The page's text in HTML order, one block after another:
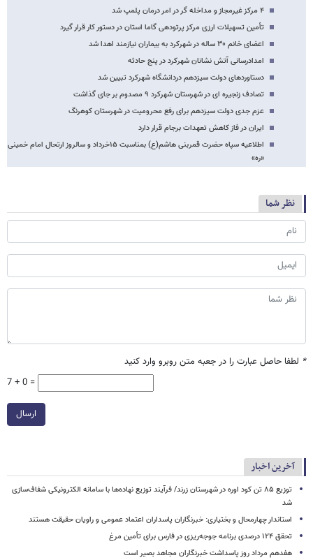
۴ مرکز غیرمجاز و مداخله گر در امر درمان پلمپ شد
تأمین تسهیلات ارزی مرکز پرتودهی گاما استان در دستور کار قرار گیرد
اعضای خانم ۳۰ ساله در شهرکرد به بیماران نیازمند اهدا شد
امدادرسانی آتش نشانان شهرکرد در پنج حادثه
دستاوردهای دولت سیزدهم دردانشگاه شهرکرد تبیین شد
تصادف زنجیره ای در شهرستان شهرکرد ۹ مصدوم بر جای گذاشت
عزم جدی دولت سیزدهم برای رفع محرومیت در شهرستان کوهرنگ
ایران در فاز کاهش تعهدات برجام قرار دارد
اطلاعیه سپاه حضرت قمربنی هاشم(ع) بمناسبت ۱۵خرداد و سالروز ارتحال امام خمینی
«ره»
نظر شما
* لطفا حاصل عبارت را در جعبه متن روبرو وارد کنید
7 + 0 =
ارسال
آخرین اخبار
توزیع ۸۵ تن کود اوره در شهرستان زرند/ فرآیند توزیع نهاده‌ها با سامانه الکترونیکی شفاف‌سازی
شد
استاندار چهارمحال و بختیاری: خبرنگاران پاسداران اعتماد عمومی و راویان حقیقت‌ هستند
تحقق ۱۲۴ درصدی برنامه جوجه‌ریزی در فارس برای تأمین مرغ
هفدهم مرداد روز پاسداشت خبرنگاران مجاهد بصیر است